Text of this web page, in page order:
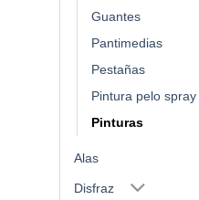
Guantes
Pantimedias
Pestañas
Pintura pelo spray
Pinturas
Alas
Disfraz